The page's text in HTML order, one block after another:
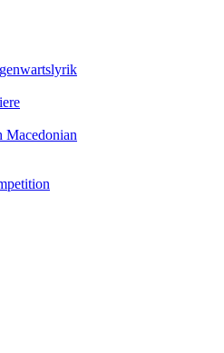
Macedonian